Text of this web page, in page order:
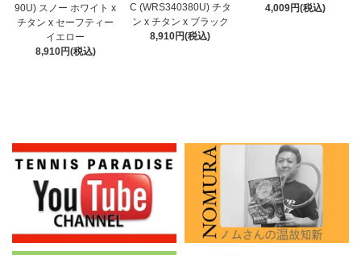
90U) スノー ホワイト x
チタン x セーフティー
イエロー
8,910円(税込)
C (WRS340380U) チタ
ン x チタン x ブラック
8,910円(税込)
4,009円(税込)